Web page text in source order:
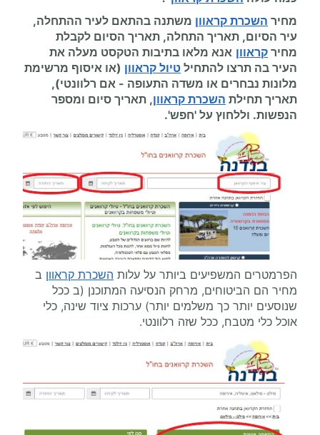
מחיר השכרת קראוון משתנה בהתאם לעיר ההתחלה,
עיר הסיום, תאריך התחלה, תאריך הסיום לקבלת
מחיר קראוון אנא מלאו בתיבות הטקסט מעלה את
העיר בה תרצו להתחיל טיול קראוון (או איסוף מרשימת
מלונות נבחרים או משדה התעופה - אם רלוונטי),
תאריך תחילת השכרת קראוון, תאריך סיום ומספר
הנפשות. וללחוץ על 'חפש'.
הפרמטרים המשפיעים ביותר על עלות השכרת קראוון ב
מחיר הם הביטוחים, מרחק הנסיעה המתוכנן (ב ככל
שנוסעים יותר כך משלמים יותר) ערכות ציוד שינה, כלי
אוכל כלי מטבח, ככל שזה רלוונטי.